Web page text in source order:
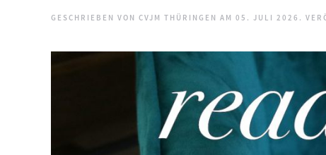
GESCHRIEBEN VON CVJM THÜRINGEN AM 05. JULI 2026 .